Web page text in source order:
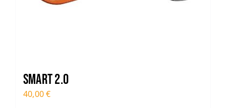
Smart 2.0
40,00€